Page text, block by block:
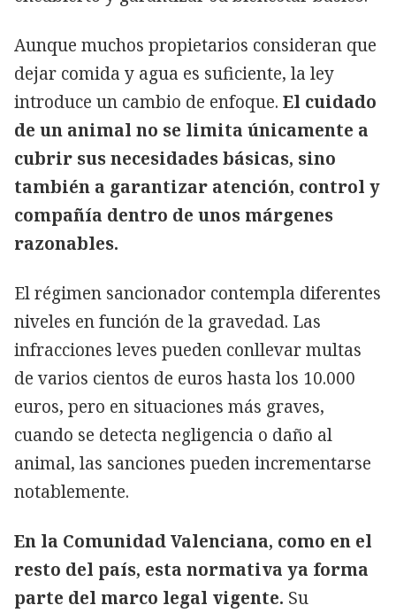
Aunque muchos propietarios consideran que
dejar comida y agua es suficiente, la ley
introduce un cambio de enfoque. El cuidado
de un animal no se limita únicamente a
cubrir sus necesidades básicas, sino
también a garantizar atención, control y
compañía dentro de unos márgenes
razonables.
El régimen sancionador contempla diferentes
niveles en función de la gravedad. Las
infracciones leves pueden conllevar multas
de varios cientos de euros hasta los 10.000
euros, pero en situaciones más graves,
cuando se detecta negligencia o daño al
animal, las sanciones pueden incrementarse
notablemente.
En la Comunidad Valenciana, como en el
resto del país, esta normativa ya forma
parte del marco legal vigente. Su